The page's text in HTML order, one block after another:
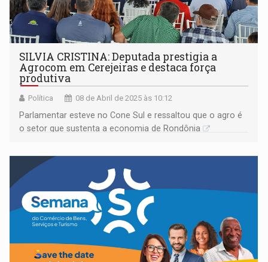
SILVIA CRISTINA: Deputada prestigia a
Agrocom em Cerejeiras e destaca força
produtiva
Política 08 de Abril de 2025 às 10:12
Parlamentar esteve no Cone Sul e ressaltou que o agro é
o setor que sustenta a economia de Rondônia